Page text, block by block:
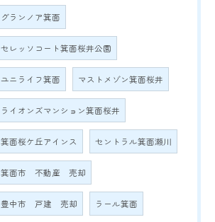
グランノア箕面
セレッソコート箕面桜井公園
ユニライフ箕面 マストメゾン箕面桜井
ライオンズマンション箕面桜井
箕面桜ケ丘アインス セントラル箕面瀬川
箕面市 不動産 売却
豊中市 戸建 売却 ラール箕面